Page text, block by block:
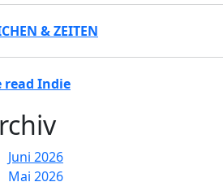
& ZEITEN
read Indie
Juni 2026
Mai 2026